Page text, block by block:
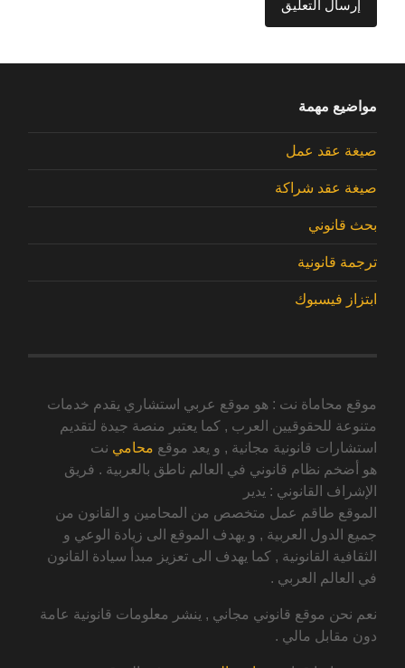
مواضيع مهمة
صيغة عقد عمل
صيغة عقد شراكة
بحث قانوني
ترجمة قانونية
ابتزاز فيسبوك
موقع محاماة نت : هو موقع عربي استشاري يقدم خدمات
متنوعة للحقوقيين العرب , كما يعتبر منصة جيدة لتقديم
استشارات قانونية مجانية , و يعد موقع محامي نت
هو أضخم نظام قانوني في العالم ناطق بالعربية . فريق
الإشراف القانوني : يدير
الموقع طاقم عمل متخصص من المحامين و القانون من
جميع الدول العربية , و يهدف الموقع الى زيادة الوعي و
الثقافية القانونية , كما يهدف الى تعزيز مبدأ سيادة القانون
في العالم العربي .
نعم نحن موقع قانوني مجاني , ينشر معلومات قانونية عامة
دون مقابل مالي .